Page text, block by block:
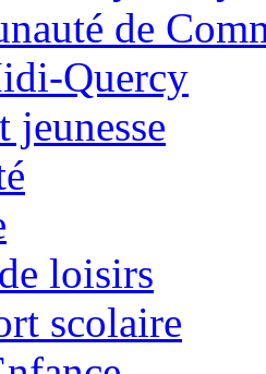
de
Quercy
jeunesse
loisirs
scolaire